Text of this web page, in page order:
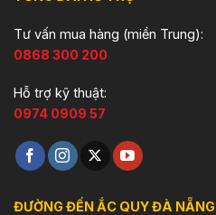
Tư vấn mua hàng (miền Trung):
0868 300 200
Hỗ trợ kỹ thuật:
0974 0909 57
ĐƯỜNG ĐẾN ẮC QUY ĐÀ NẴNG